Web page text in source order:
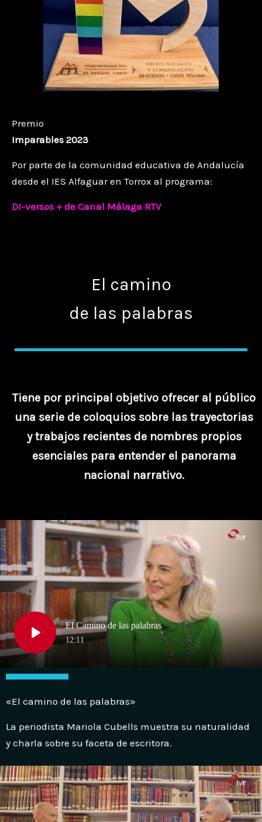
Premio
Imparables 2023
Por parte de la comunidad educativa de Andalucía
desde el IES Alfaguar en Torrox al programa:
DI-versos + de Canal Málaga RTV
El camino
de las palabras
Tiene por principal objetivo ofrecer al público
una serie de coloquios sobre las trayectorias
y trabajos recientes de nombres propios
esenciales para entender el panorama
nacional narrativo.
«El camino de las palabras»
La periodista Mariola Cubells muestra su naturalidad
y charla sobre su faceta de escritora.